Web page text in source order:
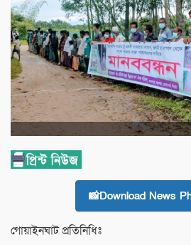
📸Download News
গোয়াইনঘাট প্রতিনিধিঃ